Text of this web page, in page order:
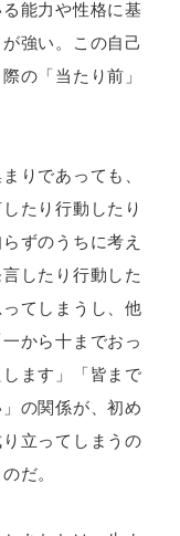
能力や性格に基
強い。この自己
の「当たり前」
りであっても、
たり行動したり
ずのうちに考え
したり行動した
てしまうし、他
から十までおっ
ます」「皆まで
の関係が、初め
立ってしまうの
だ。